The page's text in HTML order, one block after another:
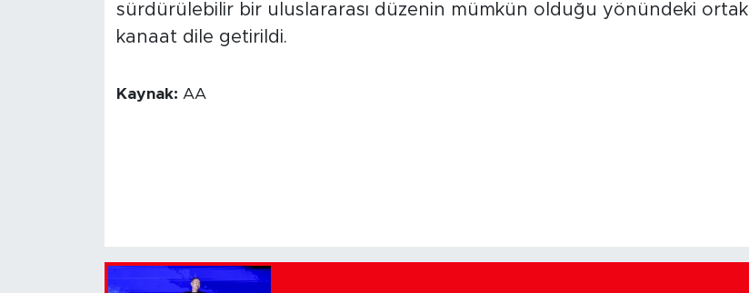
sürdürülebilir bir uluslararası düzenin mümkün olduğu yönündeki ortak
kanaat dile getirildi.
Kaynak: AA